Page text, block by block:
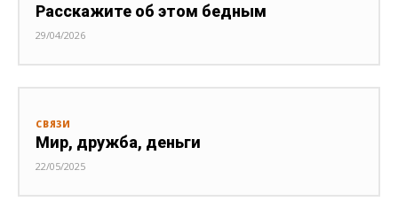
Расскажите об этом бедным
29/04/2026
СВЯЗИ
Мир, дружба, деньги
22/05/2025